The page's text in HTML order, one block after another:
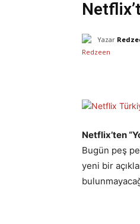
Yazar
Netflix’ten
Bugün peş
yeni bir